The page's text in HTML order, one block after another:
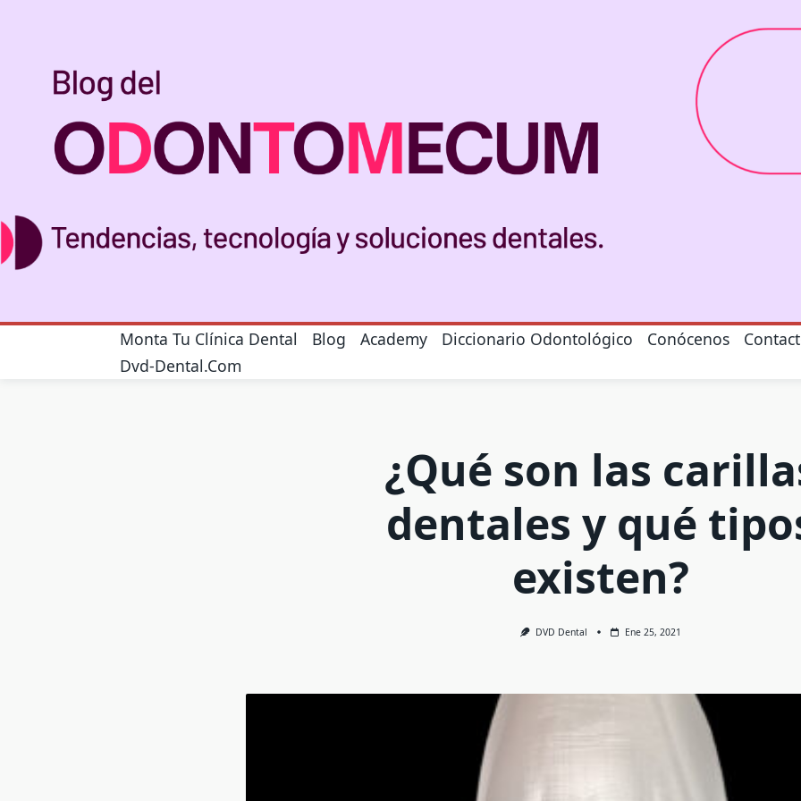
Monta Tu Clínica Dental Blog Academy Diccionario Odontológico Conócenos
Dvd-Dental.com
¿Qué son las
dentales y qué
existen?
DVD Dental Ene 25, 2021